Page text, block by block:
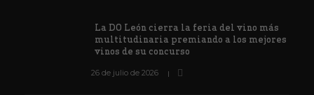
La DO León cierra la feria del vino más
multitudinaria premiando a los mejores
vinos de su concurso
26 de julio de 2026